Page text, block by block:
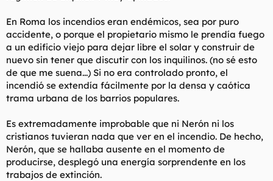
En Roma los incendios eran endémicos, sea por puro
accidente, o porque el propietario mismo le prendía fuego
a un edificio viejo para dejar libre el solar y construir de
nuevo sin tener que discutir con los inquilinos. (no sé esto
de que me suena...) Si no era controlado pronto, el
incendió se extendía fácilmente por la densa y caótica
trama urbana de los barrios populares.
Es extremadamente improbable que ni Nerón ni los
cristianos tuvieran nada que ver en el incendio. De hecho,
Nerón, que se hallaba ausente en el momento de
producirse, desplegó una energía sorprendente en los
trabajos de extinción.